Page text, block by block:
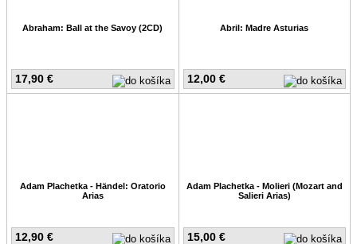
17,90 €
Abraham: Ball at the Savoy (2CD)
12,00 €
Abril: Madre Asturias
12,90 €
Adam Plachetka - Händel: Oratorio
Arias
15,00 €
Adam Plachetka - Molieri (Mozart and
Salieri Arias)